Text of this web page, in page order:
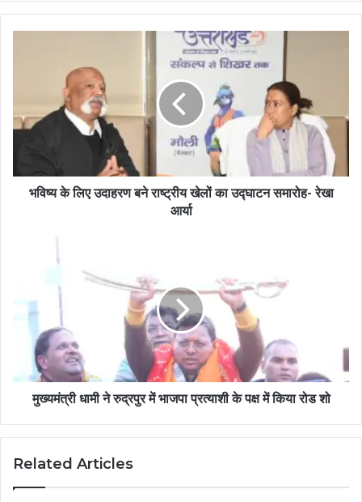
भविष्य के लिए उदाहरण बने राष्ट्रीय खेलों का उद्घाटन समारोह- रेखा
आर्या
मुख्यमंत्री धामी ने रुद्रपुर में भाजपा प्रत्याशी के पक्ष में किया रोड शो
Related Articles